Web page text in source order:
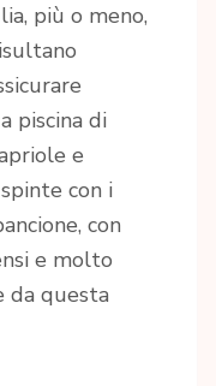
più o meno,
piscina di
e
con i
con
e molto
da questa